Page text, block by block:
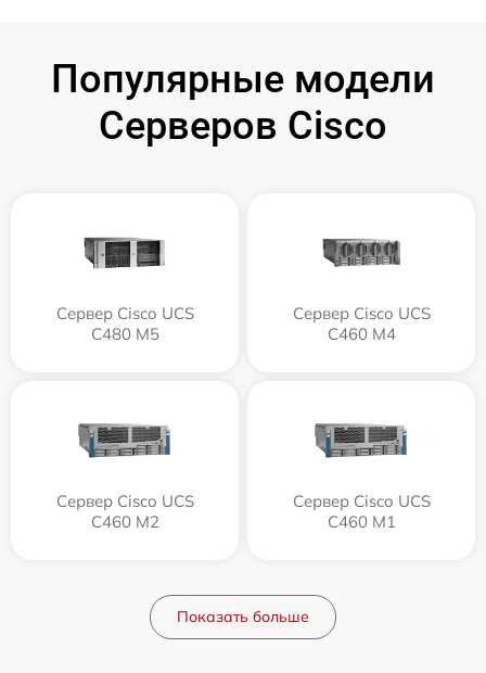
Популярные модели
Серверов Cisco
Сервер Cisco UCS
C480 M5
Сервер Cisco UCS
C460 M4
Сервер Cisco UCS
C460 M2
Сервер Cisco UCS
C460 M1
Показать больше